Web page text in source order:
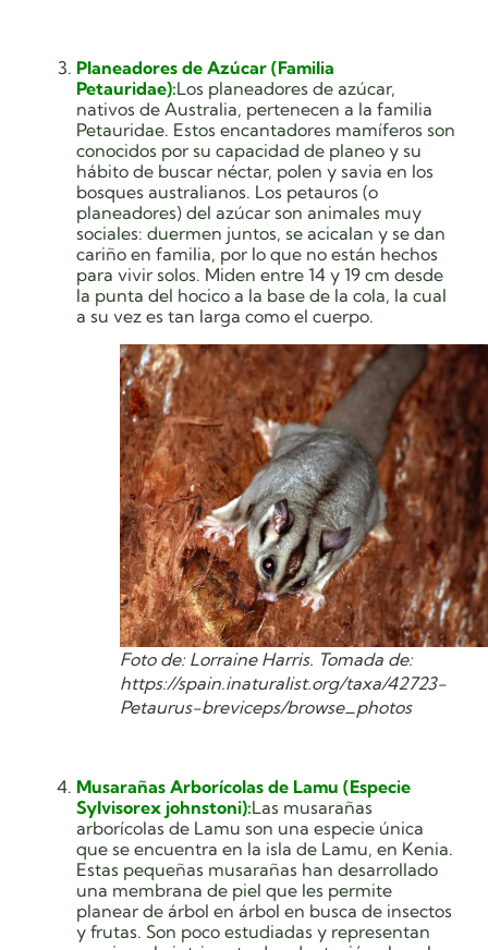
Planeadores de Azúcar (Familia
Petauridae):Los planeadores de azúcar,
nativos de Australia, pertenecen a la familia
Petauridae. Estos encantadores mamíferos son
conocidos por su capacidad de planeo y su
hábito de buscar néctar, polen y savia en los
bosques australianos. Los petauros (o
planeadores) del azúcar son animales muy
sociales: duermen juntos, se acicalan y se dan
cariño en familia, por lo que no están hechos
para vivir solos. Miden entre 14 y 19 cm desde
la punta del hocico a la base de la cola, la cual
a su vez es tan larga como el cuerpo.
Foto de: Lorraine Harris. Tomada de:
https://spain.inaturalist.org/taxa/42723-
Petaurus-breviceps/browse_photos
Musarañas Arborícolas de Lamu (Especie
Sylvisorex johnstoni):Las musarañas
arborícolas de Lamu son una especie única
que se encuentra en la isla de Lamu, en Kenia.
Estas pequeñas musarañas han desarrollado
una membrana de piel que les permite
planear de árbol en árbol en busca de insectos
y frutas. Son poco estudiadas y representan